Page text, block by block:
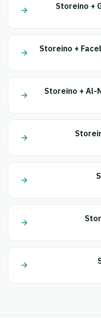
Storeino +
Storeino +
Storeino + Al-